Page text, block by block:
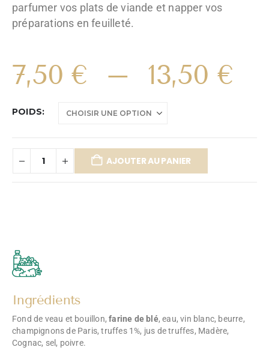
parfumer vos plats de viande et napper vos
préparations en feuilleté.
7,50€ – 13,50 €
POIDS
AJOUTER AU PANIER
Ingrédients
Fond de veau et bouillon,farine de blé, eau, vin blanc, beurre,
champignons de Paris, truffes 1%, jus de truffes, Madère,
Cognac, sel, poivre.